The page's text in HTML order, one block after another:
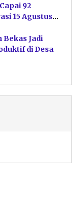
92
15 Agustus
Bekas Jadi
di Desa